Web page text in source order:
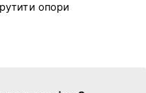
опори